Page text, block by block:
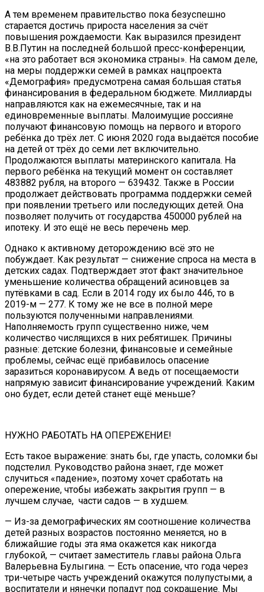
А тем временем правительство пока безуспешно
старается достичь прироста населения за счёт
повышения рождаемости. Как выразился президент
В.В.Путин на последней большой пресс-конференции,
«на это работает вся экономика страны». На самом деле,
на меры поддержки семей в рамках нацпроекта
«Демография» предусмотрена самая большая статья
финансирования в федеральном бюджете. Миллиарды
направляются как на ежемесячные, так и на
единовременные выплаты. Малоимущие россияне
получают финансовую помощь на первого и второго
ребёнка до трёх лет. С июня 2020 года выдаётся пособие
на детей от трёх до семи лет включительно.
Продолжаются выплаты материнского капитала. На
первого ребёнка на текущий момент он составляет
483882 рубля, на второго — 639432. Также в России
продолжает действовать программа поддержки семей
при появлении третьего или последующих детей. Она
позволяет получить от государства 450000 рублей на
ипотеку. И это ещё не весь перечень мер.
Однако к активному деторождению всё это не
побуждает. Как результат — снижение спроса на места в
детских садах. Подтверждает этот факт значительное
уменьшение количества обращений асиновцев за
путёвками в сад. Если в 2014 году их было 446, то в
2019-м — 277. К тому же не все в полной мере
пользуются полученными направлениями.
Наполняемость групп существенно ниже, чем
количество числящихся в них ребятишек. Причины
разные: детские болезни, финансовые и семейные
проблемы, сейчас ещё прибавилось опасение
заразиться коронавирусом. А ведь от посещаемости
напрямую зависит финансирование учреждений. Каким
оно будет, если детей станет ещё меньше?
НУЖНО РАБОТАТЬ НА ОПЕРЕЖЕНИЕ!
Есть такое выражение: знать бы, где упасть, соломки бы
подстелил. Руководство района знает, где может
случиться «падение», поэтому хочет сработать на
опережение, чтобы избежать закрытия групп — в
лучшем случае, части садов — в худшем.
— Из-за демографических ям соотношение количества
детей разных возрастов постоянно меняется, но в
ближайшие годы эта яма окажется как никогда
глубокой, — считает заместитель главы района Ольга
Валерьевна Булыгина. — Есть опасение, что года через
три-четыре часть учреждений окажутся полупустыми, а
воспитатели и нянечки попадут под сокращение. Мы